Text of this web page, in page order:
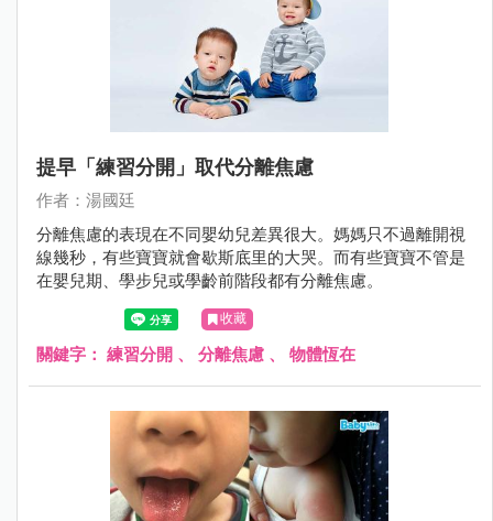
提早「練習分開」取代分離焦慮
作者：湯國廷
分離焦慮的表現在不同嬰幼兒差異很大。媽媽只不過離開視
線幾秒，有些寶寶就會歇斯底里的大哭。而有些寶寶不管是
在嬰兒期、學步兒或學齡前階段都有分離焦慮。
收藏
關鍵字： 練習分開 、 分離焦慮 、 物體恆在